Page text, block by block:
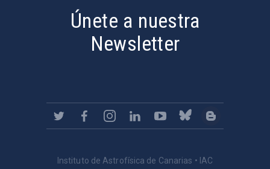
Únete a nuestra
Newsletter
Instituto de Astrofísica de Canarias • IAC